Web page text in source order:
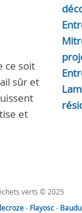
ce soit
sûr et
et
verts © 2025
- Flayosc-